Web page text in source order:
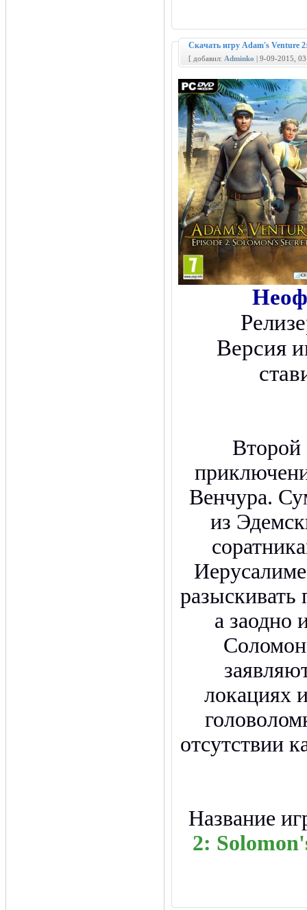
Скачать игру Adam's Venture
[ добавил: Adminko | 9-09-2015,
Версия
Второй
Венчура.
из
разыскивать
а заодно
локациях
отсутствии
Название
2: